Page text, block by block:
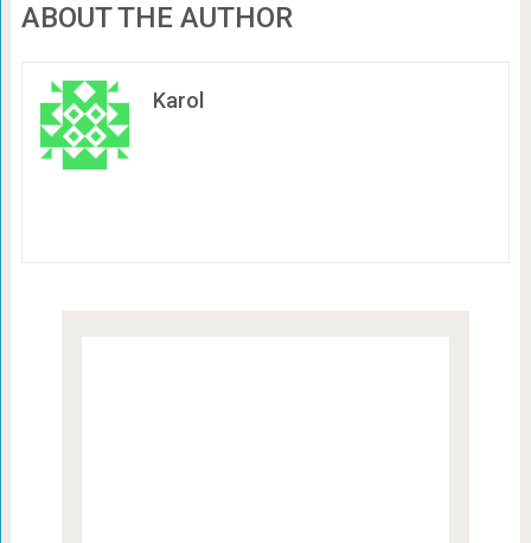
ABOUT THE AUTHOR
Karol